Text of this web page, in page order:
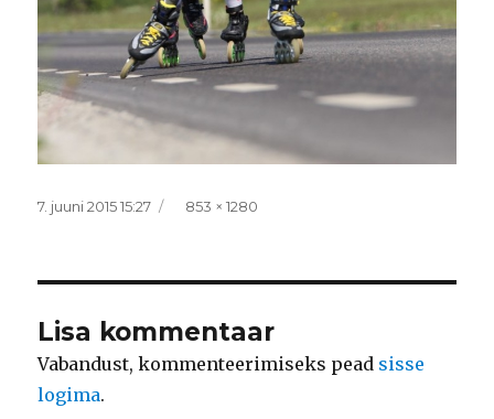
Postitatud
7. juuni 2015 15:27 Täissuurus
853 × 1280
Lisa kommentaar
Vabandust, kommenteerimiseks pead sisse
logima.